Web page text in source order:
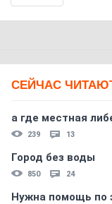
СЕЙЧАС
а где местная
239 13
Город без воды
850 24
Нужна помощь по